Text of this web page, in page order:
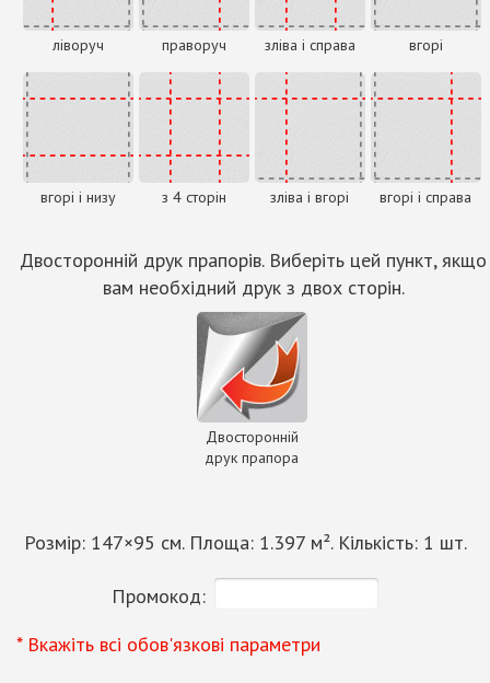
ліворуч праворуч зліва і справа вгорі
вгорі і низу з 4 сторін зліва і вгорі вгорі і справа
Двосторонній друк прапорів. Виберіть цей пункт, якщо
вам необхідний друк з двох сторін.
Двосторонній
друк прапора
Розмір: 147×95 см. Площа: 1.397м². Кількість: 1 шт.
Промокод:
* Вкажіть всі обов'язкові параметри